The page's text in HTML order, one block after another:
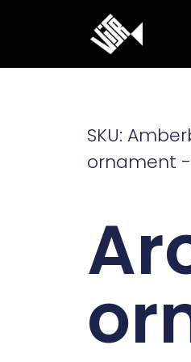
inhoud
SKU:
ornament -